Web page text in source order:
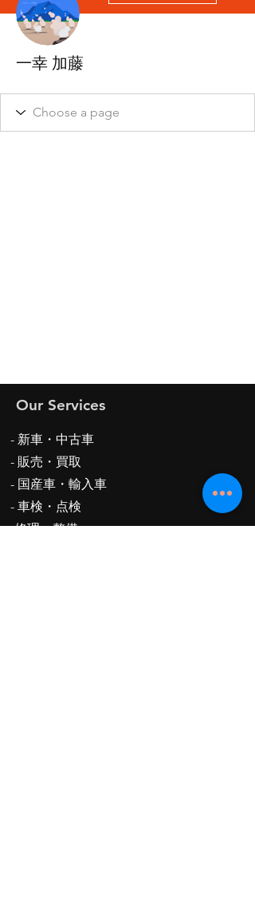
一幸 加藤
Our Services
- 新車・中古車
- 販売・買取
- 国産車・輸入車
- 車検・点検
-修理・整備